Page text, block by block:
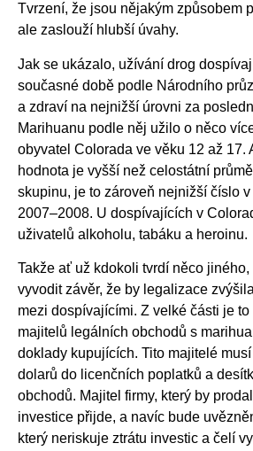
Tvrzení, že jsou nějakým způsobem
ale zaslouží hlubší úvahy.
Jak se ukázalo, užívání drog
současné době podle Národního
a zdraví na nejnižší úrovni za
Marihuanu podle něj užilo o něco
obyvatel Colorada ve věku 12 až 17.
hodnota je vyšší než celostátní
skupinu, je to zároveň nejnižší číslo
2007–2008. U dospívajících v
uživatelů alkoholu, tabáku a heroinu.
Takže ať už kdokoli tvrdí něco
vyvodit závěr, že by legalizace
mezi dospívajícími. Z velké části je
majitelů legálních obchodů s
doklady kupujících. Tito majitelé
dolarů do licenčních poplatků a
obchodů. Majitel firmy, který by
investice přijde, a navíc bude
který neriskuje ztrátu investic a čelí